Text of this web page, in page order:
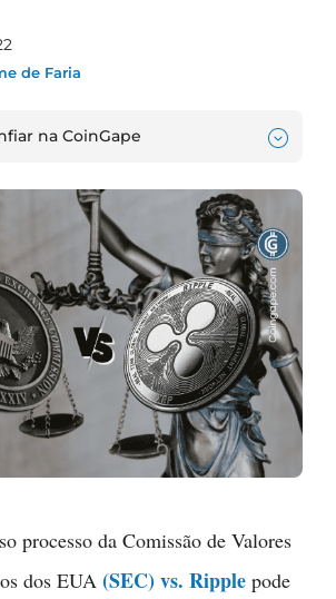
de Faria
na CoinGape
processo da Comissão de Valores
dos EUA(SEC) vs. Ripple pode